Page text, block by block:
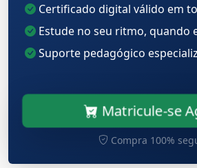
Certificado digital válido em
Estude no seu ritmo, quando
Suporte pedagógico
Matricule-se
Compra 100%